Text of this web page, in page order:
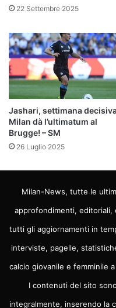
22 Settembre 2025
Jashari, settimana
Milan dà l’ultimatum al
Brugge! – SM
26 Luglio 2025
Milan-News, tutte le
approfondimenti, editoriali,
tutti gli aggiornamenti in
interviste, pagelle,
calcio giovanile e femminile
I contenuti del sito
integralmente, inserendo la